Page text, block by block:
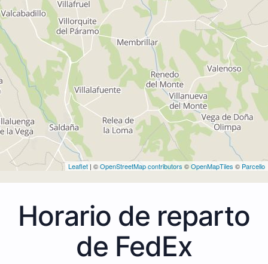
Leaflet | ©OpenStreetMap contributors ©OpenMapTiles © Parcello
Horario de reparto
de FedEx